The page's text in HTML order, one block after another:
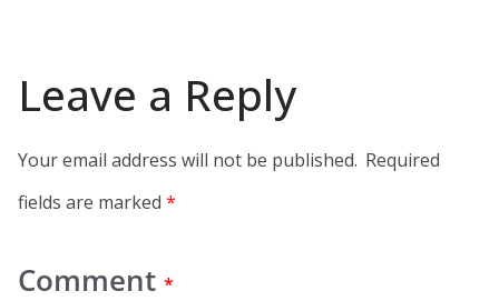
Leave a Reply
Your email address will not be published. Required
fields are marked *
Comment *